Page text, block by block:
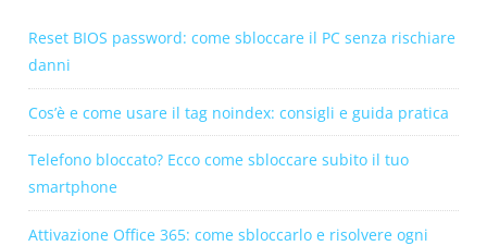
Reset BIOS password: come sbloccare il PC senza rischiare
danni
Cos’è e come usare il tag noindex: consigli e guida pratica
Telefono bloccato? Ecco come sbloccare subito il tuo
smartphone
Attivazione Office 365: come sbloccarlo e risolvere ogni